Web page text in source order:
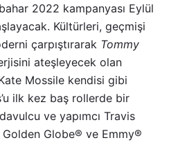
2022 kampanyası Eylül
Kültürleri, geçmişi
çarpıştırarak Tommy
ateşleyecek olan
Mossile kendisi gibi
ilk kez baş rollerde bir
ve yapımcı Travis
Globe® ve Emmy®